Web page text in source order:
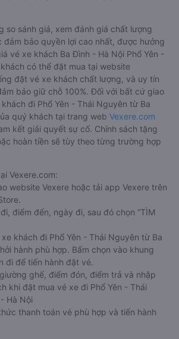
so sánh giá, xem đánh giá chất lượng
đảm bảo quyền lợi cao nhất, được hưởng
vé xe khách Ba Đình - Hà Nội Phổ Yên -
có thể đặt mua tại website
đặt vé xe khách chất lượng, và uy tín
bảo giữ chỗ 100%. Đối với bất cứ giao
đi Phổ Yên - Thái Nguyên từ Ba
quý khách tại trang web Vexere.com
kết giải quyết sự cố. Chính sách tặng
hoàn tiền sẽ tùy theo từng trường hợp
Vexere.com:
website Vexere hoặc tải app Vexere trên
điểm đến, ngày đi, sau đó chọn “TÌM
khách đi Phổ Yên - Thái Nguyên từ Ba
hành phù hợp. Bấm chọn vào khung
đi để tiến hành đặt vé.
ghế, điểm đón, điểm trả và nhập
khi đặt mua vé xe đi Phổ Yên - Thái
Hà Nội
thanh toán vé phù hợp và tiến hành